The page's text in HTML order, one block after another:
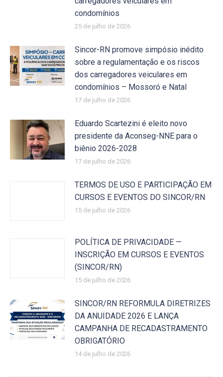
condomínios
25 de julho de 2026
Sincor-RN promove simpósio inédito
sobre a regulamentação e os riscos
dos carregadores veiculares em
condomínios – Mossoró e Natal
17 de julho de 2026
Eduardo Scartezini é eleito novo
presidente da Aconseg-NNE para o
biênio 2026-2028
17 de julho de 2026
TERMOS DE USO E PARTICIPAÇÃO EM
CURSOS E EVENTOS DO SINCOR/RN
15 de julho de 2026
POLÍTICA DE PRIVACIDADE —
INSCRIÇÃO EM CURSOS E EVENTOS
(SINCOR/RN)
15 de julho de 2026
SINCOR/RN REFORMULA DIRETRIZES
DA ANUIDADE 2026 E LANÇA
CAMPANHA DE RECADASTRAMENTO
OBRIGATÓRIO
14 de julho de 2026